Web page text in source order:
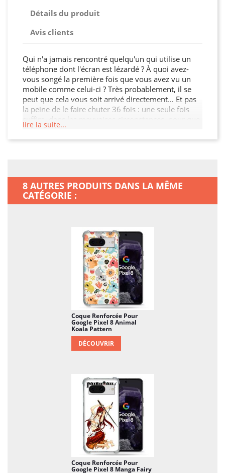
Détails du produit
Avis clients
Qui n'a jamais rencontré quelqu'un qui utilise un
téléphone dont l'écran est lézardé ? À quoi avez-
vous songé la première fois que vous avez vu un
mobile comme celui-ci ? Très probablement, il se
peut que cela vous soit arrivé directement… Et pas
la peine de le faire chuter 36 fois : une seule fois
suffira, dans les mauvaises circonstances, pour que
votre mobile soit irrémédiablement abîmé… Il faut
savoir que les statistiques sont claires, et les
même si vous pensez être quelqu'un qui fait très
attention : la plupart du temps, l'accident ne viendra
pas de vous ! Pas de soucis ! En sécurisant votre
outre infiniment plus intéressant d'avoir un mobile
individualisé, qui ne ressemble à aucun autre…
Penser à l'adage populaire : mieux vaut prévenir
lire la suite...
8 AUTRES PRODUITS DANS LA MÊME
CATÉGORIE :
Coque Renforcée Pour
Google Pixel 8 Animal
Koala Pattern
DÉCOUVRIR
Coque Renforcée Pour
Google Pixel 8 Manga Fairy